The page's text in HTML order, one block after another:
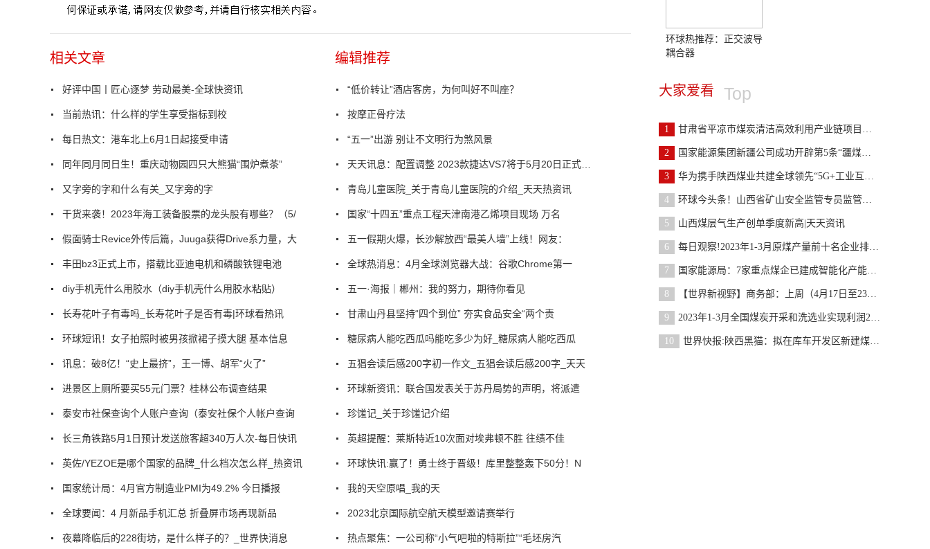
相关文章
好评中国丨匠心逐梦 劳动最美-全球快资讯
当前热讯：什么样的学生享受指标到校
每日热文：港车北上6月1日起接受申请
同年同月同日生！重庆动物园四只大熊猫“围炉煮茶”
又字旁的字和什么有关_又字旁的字
干货来袭！2023年海工装备股票的龙头股有哪些？（5/
假面骑士Revice外传后篇，Juuga获得Drive系力量，大
丰田bz3正式上市，搭载比亚迪电机和磷酸铁锂电池
diy手机壳什么用胶水（diy手机壳什么用胶水粘贴）
长寿花叶子有毒吗_长寿花叶子是否有毒|环球看热讯
环球短讯！女子拍照时被男孩掀裙子摸大腿 基本信息
讯息：破8亿！“史上最挤”，王一博、胡军“火了”
进景区上厕所要买55元门票？桂林公布调查结果
泰安市社保查询个人账户查询（泰安社保个人帐户查询
长三角铁路5月1日预计发送旅客超340万人次-每日快讯
英佐/YEZOE是哪个国家的品牌_什么档次怎么样_热资讯
国家统计局：4月官方制造业PMI为49.2% 今日播报
全球要闻：4 月新品手机汇总 折叠屏市场再现新品
夜幕降临后的228街坊，是什么样子的？_世界快消息
编辑推荐
“低价转让”酒店客房，为何叫好不叫座？
按摩正骨疗法
“五一”出游 别让不文明行为煞风景
天天讯息：配置调整 2023款捷达VS7将于5月20日正式上市
青岛儿童医院_关于青岛儿童医院的介绍_天天热资讯
国家“十四五”重点工程天津南港乙烯项目现场 万名
五一假期火爆，长沙解放西“最美人墙”上线！网友：
全球热消息：4月全球浏览器大战：谷歌Chrome第一
五一·海报｜郴州：我的努力，期待你看见
甘肃山丹县坚持“四个到位” 夯实食品安全“两个责
糖尿病人能吃西瓜吗能吃多少为好_糖尿病人能吃西瓜
五猖会读后感200字初一作文_五猖会读后感200字_天天
环球新资讯：联合国发表关于苏丹局势的声明，将派遣
珍馐记_关于珍馐记介绍
英超提醒：莱斯特近10次面对埃弗顿不胜 往绩不佳
环球快讯:赢了！勇士终于晋级！库里整整轰下50分！N
我的天空原唱_我的天
2023北京国际航空航天模型邀请赛举行
热点聚焦：一公司称“小气吧啦的特斯拉”“毛坯房汽
环球热推荐：正交波导
耦合器
大家爱看 Top
1 甘肃省平凉市煤炭清洁高效利用产业链项目推进势头良
2 国家能源集团新疆公司成功开辟第5条“疆煤外运”通
3 华为携手陕西煤业共建全球领先“5G+工业互联网”智
4 环球今头条！山西省矿山安全监管专员监管煤矿情况表
5 山西煤层气生产创单季度新高|天天资讯
6 每日观察!2023年1-3月原煤产量前十名企业排名公布
7 国家能源局：7家重点煤企已建成智能化产能13.93亿吨
8 【世界新视野】商务部：上周（4月17日至23日）全国
9 2023年1-3月全国煤炭开采和洗选业实现利润2250.7亿
10 世界快报:陕西黑猫：拟在库车开发区新建煤化工循环